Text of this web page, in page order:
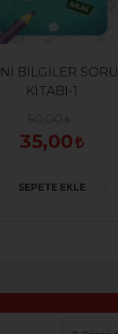
BİLGİLER SORU
KİTABI-1
35,00
SEPETE EKLE